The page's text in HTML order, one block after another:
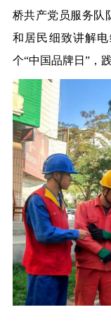
桥共产党员服务队
和居民细致讲解
个“中国品牌日”，